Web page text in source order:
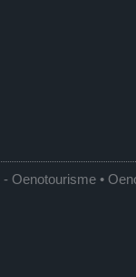
- Oenotourisme •